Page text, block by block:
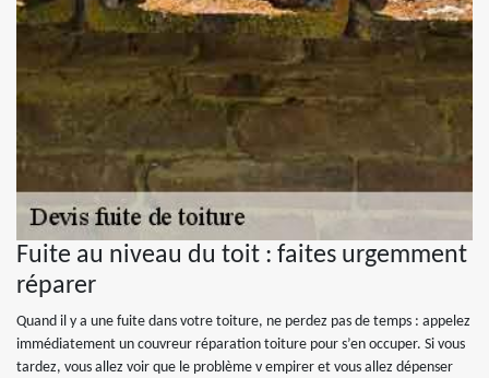
Fuite au niveau du toit : faites urgemment
réparer
Quand il y a une fuite dans votre toiture, ne perdez pas de temps : appelez
immédiatement un couvreur réparation toiture pour s’en occuper. Si vous
tardez, vous allez voir que le problème v empirer et vous allez dépenser